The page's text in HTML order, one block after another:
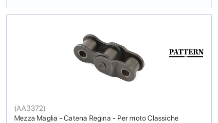
Mezza Maglia - Catena Regina - Per moto Classiche
(AA3372)